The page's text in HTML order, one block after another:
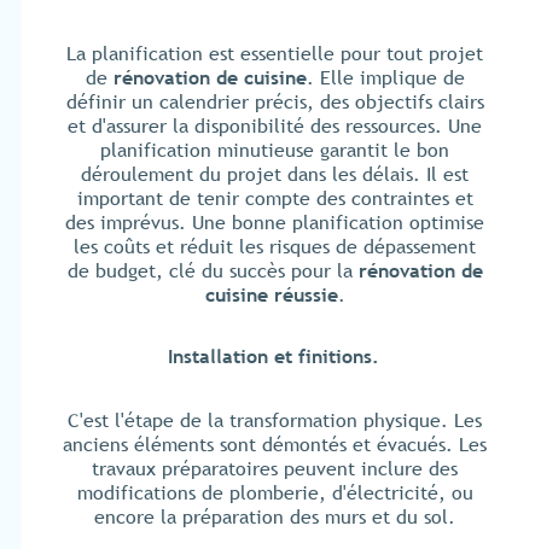
La planification est essentielle pour tout projet
de rénovation de cuisine. Elle implique de
définir un calendrier précis, des objectifs clairs
et d'assurer la disponibilité des ressources. Une
planification minutieuse garantit le bon
déroulement du projet dans les délais. Il est
important de tenir compte des contraintes et
des imprévus. Une bonne planification optimise
les coûts et réduit les risques de dépassement
de budget, clé du succès pour la rénovation de
cuisine réussie.
Installation et finitions.
C'est l'étape de la transformation physique. Les
anciens éléments sont démontés et évacués. Les
travaux préparatoires peuvent inclure des
modifications de plomberie, d'électricité, ou
encore la préparation des murs et du sol.